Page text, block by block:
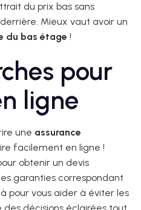
du prix bas sans
Mieux vaut avoir un
du bas étage !
pour
ligne
une assurance
facilement en ligne !
obtenir un devis
garanties correspondant
pour vous aider à éviter les